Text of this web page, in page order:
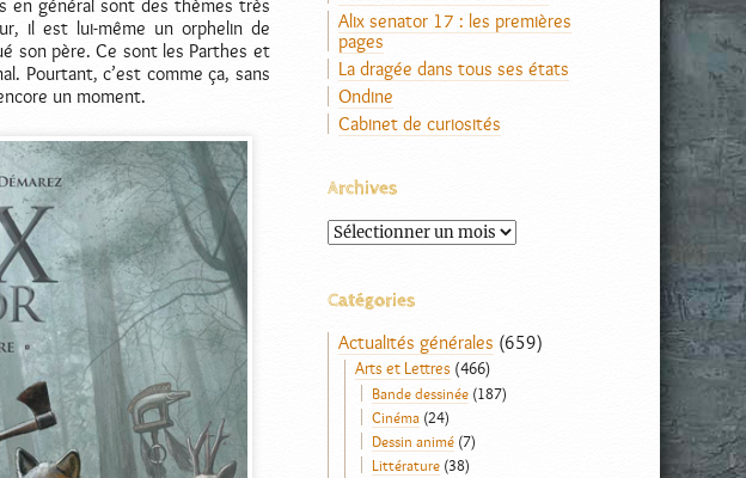
en général sont des thèmes très
il est lui-même un orphelin de
son père. Ce sont les Parthes et
Pourtant, c’est comme ça, sans
un moment.
Alix senator 17 : les premières
pages
La dragée dans tous ses états
Ondine
Cabinet de curiosités
Archives
Archives
Catégories
Actualités générales (659)
Arts et Lettres(466)
Bande dessinée(187)
Cinéma(24)
Dessin animé(7)
Littérature(38)